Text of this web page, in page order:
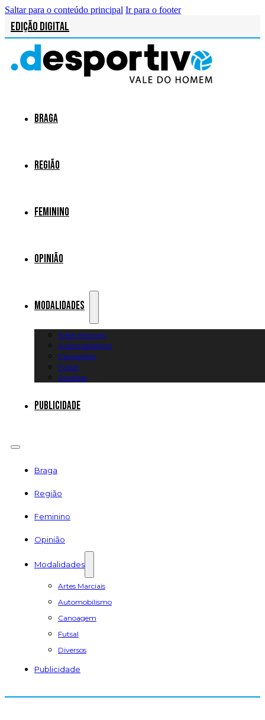
Saltar para o conteúdo principal Ir para o footer
Edição Digital
Braga
Região
Feminino
Opinião
Modalidades
Artes Marciais
Automobilismo
Canoagem
Futsal
Diversos
Publicidade
Braga
Região
Feminino
Opinião
Modalidades
Artes Marciais
Automobilismo
Canoagem
Futsal
Diversos
Publicidade